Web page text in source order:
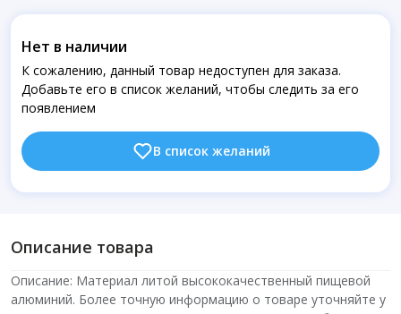
Нет в наличии
К сожалению, данный товар недоступен для заказа.
Добавьте его в список желаний, чтобы следить за его
появлением
В список желаний
Описание товара
Описание: Материал литой высококачественный пищевой
алюминий. Более точную информацию о товаре уточняйте у